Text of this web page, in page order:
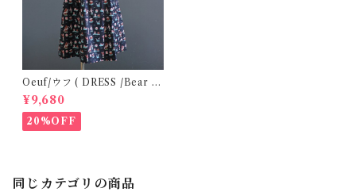
Oeuf/ウフ ( DRESS /Bear )
4Y
¥9,680
20%OFF
同じカテゴリの商品